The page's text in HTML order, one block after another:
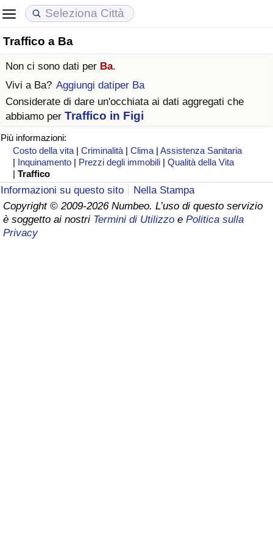
Traffico a Ba
Non ci sono dati per Ba.
Vivi a Ba? Aggiungi datiper Ba
Considerate di dare un'occhiata ai dati aggregati che
abbiamo per Traffico in Figi
Più informazioni:
Costo della vita |Criminalità |Clima |Assistenza Sanitaria
| Inquinamento | Prezzi degli immobili |Qualità della Vita
|Traffico
Informazioni su questo sito
Nella Stampa
Copyright © 2009-2026 Numbeo. L’uso di questo servizio
è soggetto ai nostri Termini di Utilizzo e Politica sulla
Privacy
Costo della vita
Indice Del Costo Della Vita
Indice del Costo della Vita per Nazione
ad Aqaba
Prezzi degli immobili
Indice del Prezzo delle Case
Indice del Prezzo delle Case per Nazione
Qualità della Vita
Indice della Qualità della Vita (Corrente)
Indice della qualità della vita per Paese
Criminalità
Indice del Tasso di Criminalità (Corrente)
Indice della Criminalità